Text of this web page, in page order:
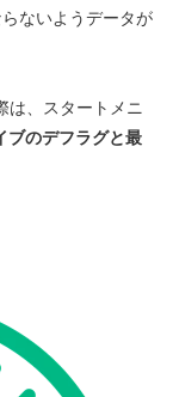
ないようデータが
は、スタートメニ
ブのデフラグと最